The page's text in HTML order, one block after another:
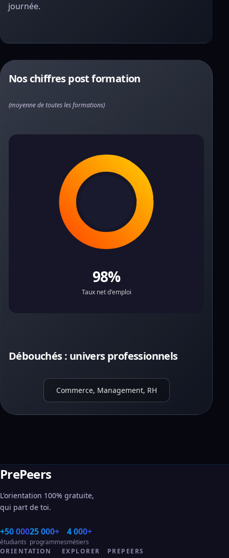
journée.
Nos chiffres post formation
(moyenne de toutes les formations)
98%
Taux net d'emploi
Débouchés : univers professionnels
Commerce, Management, RH
PrePeers
L'orientation 100% gratuite,
qui part de toi.
+50 000
étudiants
25 000+
programmes
4 000+
métiers
ORIENTATION
EXPLORER PREPEERS